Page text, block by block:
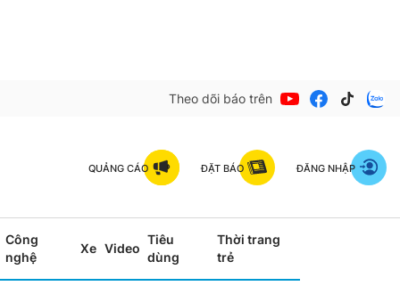
Theo dõi báo trên
QUẢNG CÁO ĐẶT BÁO ĐĂNG NHẬP
Công
nghệ
Xe Video
Tiêu
dùng
Thời trang
trẻ